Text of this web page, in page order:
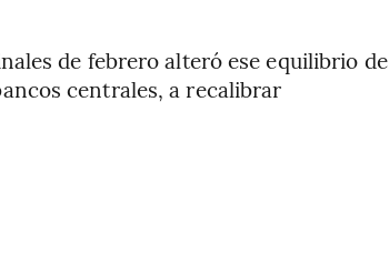
de febrero alteró ese equilibrio de
centrales, a recalibrar